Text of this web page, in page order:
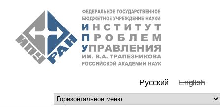
Перейти к основному
содержанию
РАН
Русский English
горизонтальное меню